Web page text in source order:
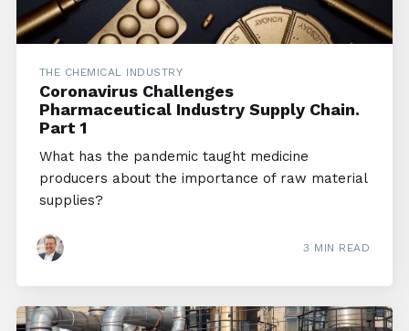
THE CHEMICAL INDUSTRY
Coronavirus Challenges
Pharmaceutical Industry Supply Chain.
Part 1
What has the pandemic taught medicine
producers about the importance of raw material
supplies?
3 MIN READ